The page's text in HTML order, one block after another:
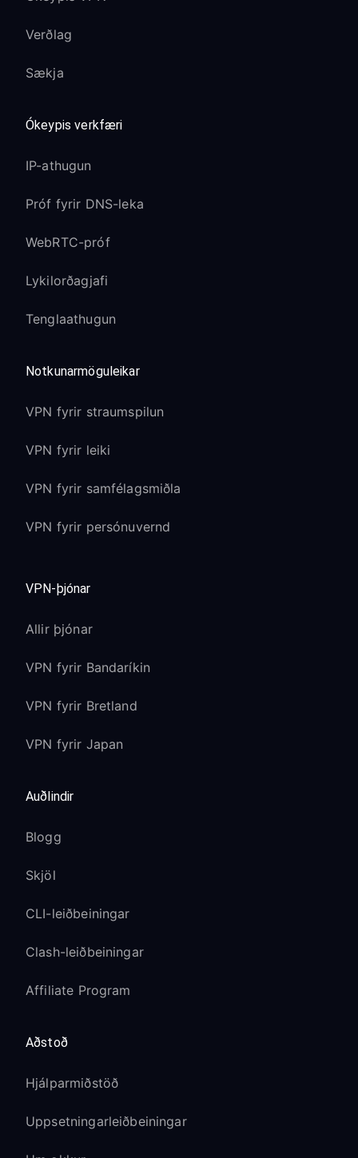
Verðlag
Sækja
Ókeypis verkfæri
IP-athugun
Próf fyrir DNS-leka
WebRTC-próf
Lykilorðagjafi
Tenglaathugun
Notkunarmöguleikar
VPN fyrir straumspilun
VPN fyrir leiki
VPN fyrir samfélagsmiðla
VPN fyrir persónuvernd
VPN-þjónar
Allir þjónar
VPN fyrir Bandaríkin
VPN fyrir Bretland
VPN fyrir Japan
Auðlindir
Blogg
Skjöl
CLI-leiðbeiningar
Clash-leiðbeiningar
Affiliate Program
Aðstoð
Hjálparmiðstöð
Uppsetningarleiðbeiningar